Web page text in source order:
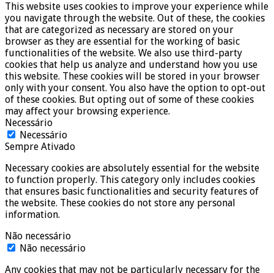
This website uses cookies to improve your experience while
you navigate through the website. Out of these, the cookies
that are categorized as necessary are stored on your
browser as they are essential for the working of basic
functionalities of the website. We also use third-party
cookies that help us analyze and understand how you use
this website. These cookies will be stored in your browser
only with your consent. You also have the option to opt-out
of these cookies. But opting out of some of these cookies
may affect your browsing experience.
Necessário
Necessário
Sempre Ativado
Necessary cookies are absolutely essential for the website
to function properly. This category only includes cookies
that ensures basic functionalities and security features of
the website. These cookies do not store any personal
information.
Não necessário
Não necessário
Any cookies that may not be particularly necessary for the